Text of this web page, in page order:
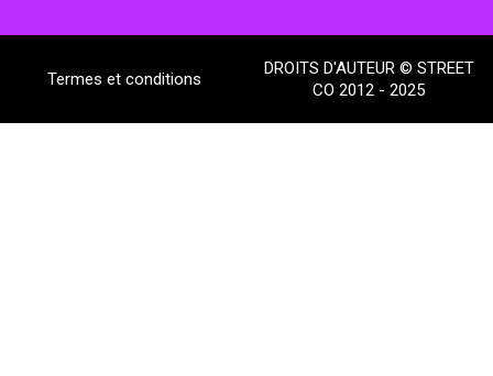
Termes et conditions
DROITS D'AUTEUR © STREET
CO 2012 - 2025